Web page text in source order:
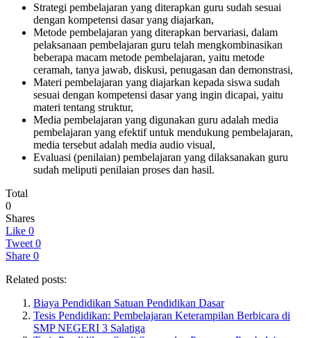
Strategi pembelajaran yang diterapkan guru sudah sesuai
dengan kompetensi dasar yang diajarkan,
Metode pembelajaran yang diterapkan bervariasi, dalam
pelaksanaan pembelajaran guru telah mengkombinasikan
beberapa macam metode pembelajaran, yaitu metode
ceramah, tanya jawab, diskusi, penugasan dan demonstrasi,
Materi pembelajaran yang diajarkan kepada siswa sudah
sesuai dengan kompetensi dasar yang ingin dicapai, yaitu
materi tentang struktur,
Media pembelajaran yang digunakan guru adalah media
pembelajaran yang efektif untuk mendukung pembelajaran,
media tersebut adalah media audio visual,
Evaluasi (penilaian) pembelajaran yang dilaksanakan guru
sudah meliputi penilaian proses dan hasil.
Total
0
Shares
Like 0
Tweet 0
Share 0
Related posts:
Biaya Pendidikan Satuan Pendidikan Dasar
Tesis Pendidikan: Pembelajaran Keterampilan Berbicara di
SMP NEGERI 3 Salatiga